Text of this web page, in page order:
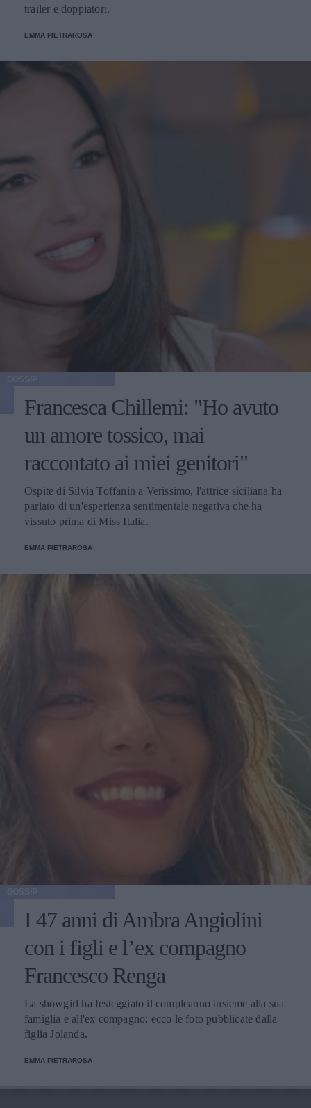
trailer e doppiatori.
EMMA PIETRAROSA
Francesca Chillemi: "Ho avuto
un amore tossico, mai
raccontato ai miei genitori"
Ospite di Silvia Toffanin a Verissimo, l'attrice siciliana ha
parlato di un'esperienza sentimentale negativa che ha
vissuto prima di Miss Italia.
EMMA PIETRAROSA
I 47 anni di Ambra Angiolini
con i figli e l’ex compagno
Francesco Renga
La showgirl ha festeggiato il compleanno insieme alla sua
famiglia e all'ex compagno: ecco le foto pubblicate dalla
figlia Jolanda.
EMMA PIETRAROSA